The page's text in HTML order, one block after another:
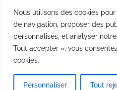
Nous utilisons des cookies
de navigation, proposer des
personnalisés, et analyser
Tout accepter », vous
cookies.
Personnaliser Tout
Politique
Point